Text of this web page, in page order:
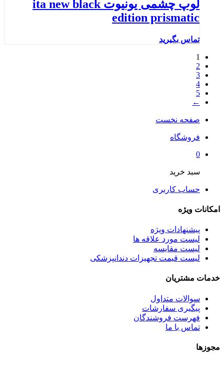
لوپ چشمی یونیوت ita new black
edition prismatic
تماس بگیرید
1
2
3
4
5
←
صفحه نخست
فروشگاه
0
سبد خرید
حساب کاربری
امکانات ویژه
پیشنهادات ویژه
لیست مورد علاقه ها
لیست مقایسه
لیست قیمت تجهیزات دندانپزشکی
خدمات مشتریان
سوالات متداول
پیگیری سفارشات
فهرست فروشندگان
تماس با ما
مجوزها